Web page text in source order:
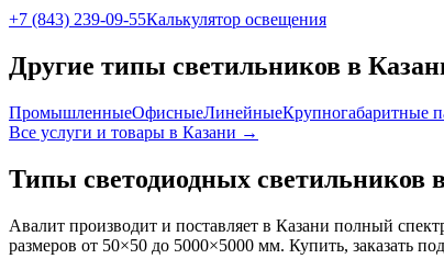
+7 (843) 239-09-55Калькулятор освещения
Другие типы светильников в
ПромышленныеОфисныеЛинейныеКрупногабаритные
Все услуги и товары в Казани →
Типы светодиодных светильников
Авалит производит и поставляет в Казани полный
размеров от 50×50 до 5000×5000 мм. Купить, заказать